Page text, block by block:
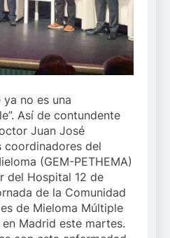
ya no es una
Así de contundente
Juan José
coordinadores del
(GEM-PETHEMA)
del Hospital 12 de
de la Comunidad
de Mieloma Múltiple
Madrid este martes.